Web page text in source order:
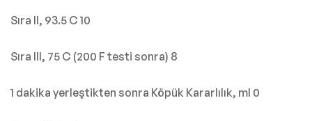
Sıra II, 93.5 C 10
Sıra III, 75 C (200 F testi sonra) 8
1 dakika yerleştikten sonra Köpük Kararlılık, ml 0